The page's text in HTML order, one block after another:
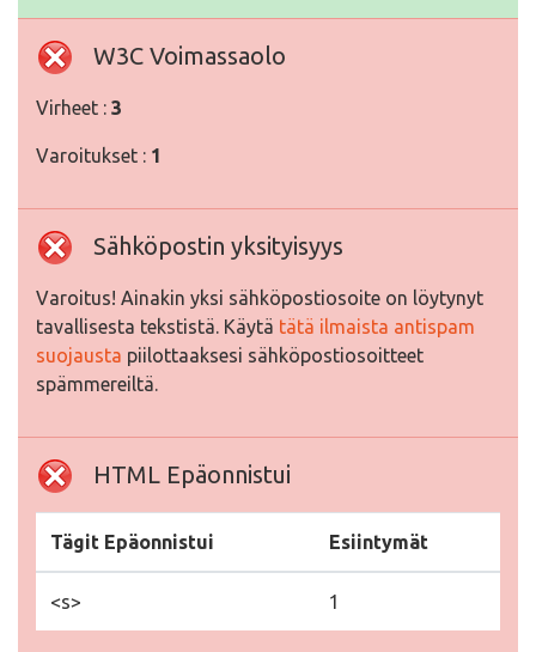
W3C Voimassaolo
Virheet : 3
Varoitukset : 1
Sähköpostin yksityisyys
Varoitus! Ainakin yksi sähköpostiosoite on löytynyt
tavallisesta tekstistä. Käytä tätä ilmaista antispam
suojausta piilottaaksesi sähköpostiosoitteet
spämmereiltä.
HTML Epäonnistui
Tägit Epäonnistui Esiintymät
<s> 1